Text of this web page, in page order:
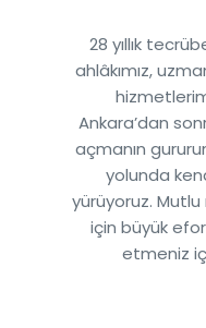
28 yıllık
ahlâkımız,
Ankara’dan
açmanın
yolunda
yürüyoruz.
için büyük
etmeniz